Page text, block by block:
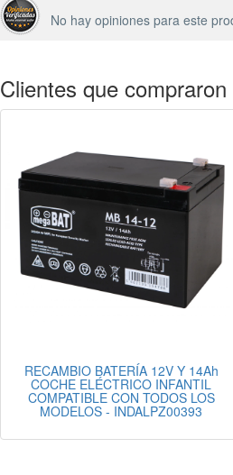
No hay opiniones para este
Clientes que
RECAMBIO BATERÍA 12V Y 14Ah
COCHE ELÉCTRICO INFANTIL
COMPATIBLE CON TODOS LOS
MODELOS - INDALPZ00393